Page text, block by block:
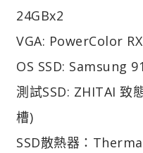
24GBx2
VGA: PowerColor
OS SSD: Samsung
測試SSD: ZHITAI 致
槽)
SSD散熱器：